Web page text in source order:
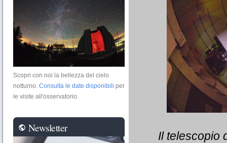
Scopri con noi la bellezza del cielo
notturno. Consulta le date disponibili per
le visite all'osservatorio.
public Newsletter
Il telescopio